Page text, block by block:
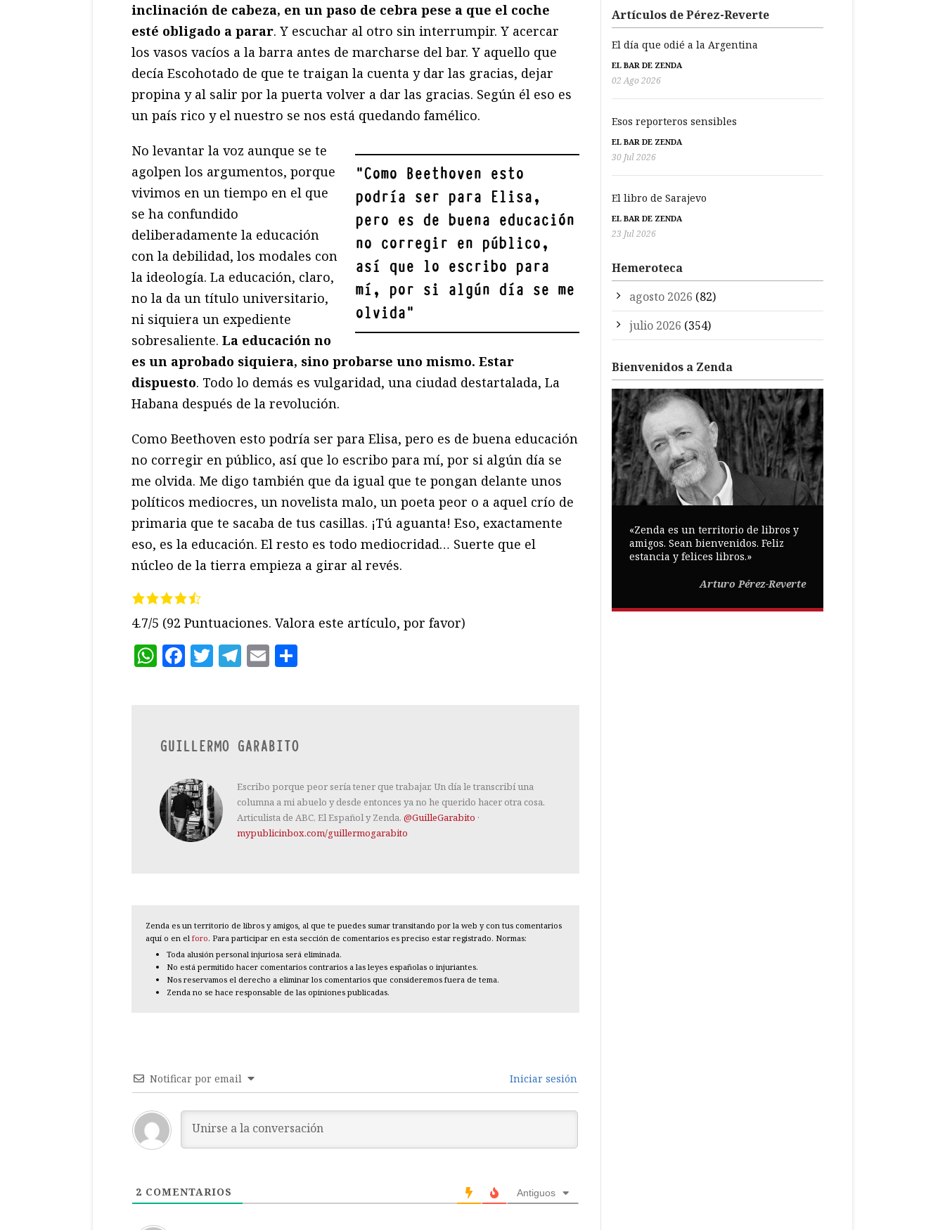
inclinación de cabeza, en un paso de cebra pese a que el coche
esté obligado a parar. Y escuchar al otro sin interrumpir. Y acercar
los vasos vacíos a la barra antes de marcharse del bar. Y aquello que
decía Escohotado de que te traigan la cuenta y dar las gracias, dejar
propina y al salir por la puerta volver a dar las gracias. Según él eso es
un país rico y el nuestro se nos está quedando famélico.
"Como Beethoven esto
podría ser para Elisa,
pero es de buena educación
no corregir en público,
así que lo escribo para
mí, por si algún día se me
olvida"
No levantar la voz aunque se te
agolpen los argumentos, porque
vivimos en un tiempo en el que
se ha confundido
deliberadamente la educación
con la debilidad, los modales con
la ideología. La educación, claro,
no la da un título universitario,
ni siquiera un expediente
sobresaliente. La educación no
es un aprobado siquiera, sino probarse uno mismo. Estar
dispuesto. Todo lo demás es vulgaridad, una ciudad destartalada, La
Habana después de la revolución.
Como Beethoven esto podría ser para Elisa, pero es de buena educación
no corregir en público, así que lo escribo para mí, por si algún día se
me olvida. Me digo también que da igual que te pongan delante unos
políticos mediocres, un novelista malo, un poeta peor o a aquel crío de
primaria que te sacaba de tus casillas. ¡Tú aguanta! Eso, exactamente
eso, es la educación. El resto es todo mediocridad… Suerte que el
núcleo de la tierra empieza a girar al revés.
4.7/5 (92 Puntuaciones. Valora este artículo, por favor)
WhatsApp
Facebook
Twitter
Telegram
Email
GUILLERMO GARABITO
Escribo porque peor sería tener que trabajar. Un día le transcribí una
columna a mi abuelo y desde entonces ya no he querido hacer otra cosa.
Articulista de ABC, El Español y Zenda. @GuilleGarabito ·
mypublicinbox.com/guillermogarabito
Zenda es un territorio de libros y amigos, al que te puedes sumar transitando por la web y con tus comentarios
aquí o en el foro. Para participar en esta sección de comentarios es preciso estar registrado. Normas:
Toda alusión personal injuriosa será eliminada.
No está permitido hacer comentarios contrarios a las leyes españolas o injuriantes.
Nos reservamos el derecho a eliminar los comentarios que consideremos fuera de tema.
Zenda no se hace responsable de las opiniones publicadas.
Notificar por email Iniciar sesión
2 COMENTARIOS Antiguos
Artículos de Pérez-Reverte
El día que odié a la Argentina
EL BAR DE ZENDA
02 Ago 2026
Esos reporteros sensibles
EL BAR DE ZENDA
30 Jul 2026
El libro de Sarajevo
EL BAR DE ZENDA
23 Jul 2026
Hemeroteca
agosto 2026 (82)
julio 2026 (354)
Bienvenidos a Zenda
«Zenda es un territorio de libros y
amigos. Sean bienvenidos. Feliz
estancia y felices libros.»
Arturo Pérez-Reverte